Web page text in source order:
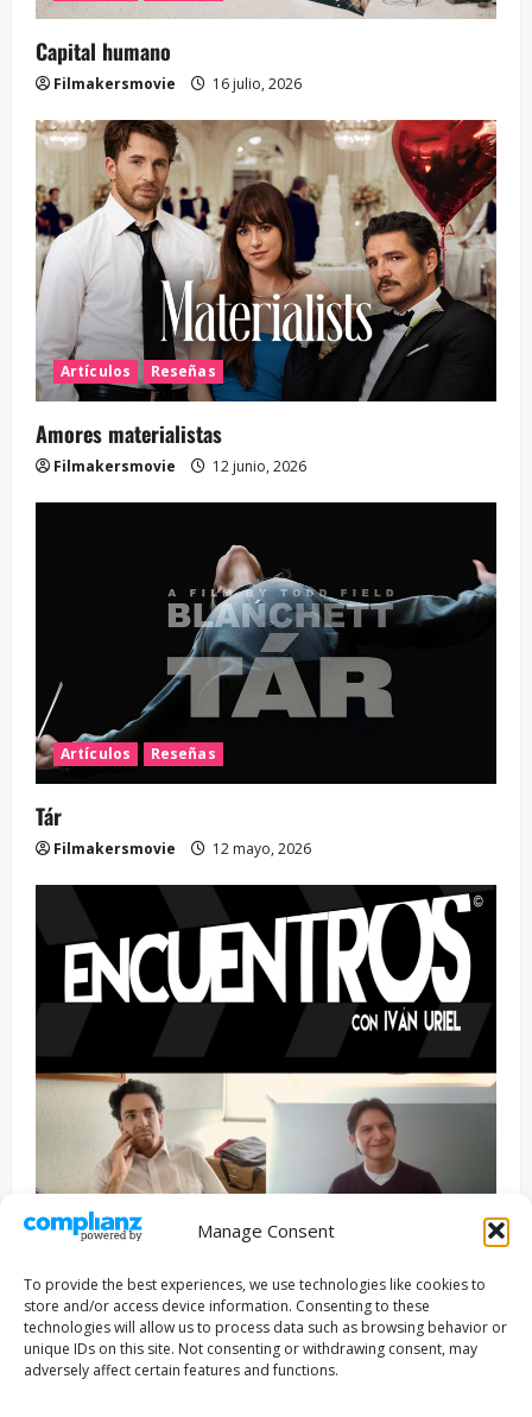
Manage Consent
To provide the best experiences, we use technologies like cookies to
store and/or access device information. Consenting to these
technologies will allow us to process data such as browsing behavior or
unique IDs on this site. Not consenting or withdrawing consent, may
adversely affect certain features and functions.
Capital humano
Filmakersmovie 16 julio, 2026
Artículos Reseñas
Amores materialistas
Filmakersmovie 12 junio, 2026
Artículos Reseñas
Tár
Filmakersmovie 12 mayo, 2026
Entrevista Series
ENCUENTROS CON IVÁN URIEL T3E22: JUAN PATRICIO
RIVEROLL
Filmakersmovie 5 mayo, 2026